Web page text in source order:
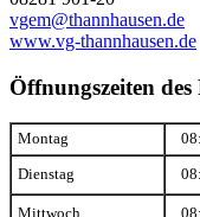
vgem@thannhausen.de
www.vg-thannhausen.de
Öffnungszeiten des
Montag
Dienstag